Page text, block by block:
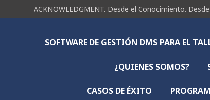
ACKNOWLEDGMENT. Desde el Conocimiento.
SOFTWARE DE GESTIÓN DMS PARA EL
¿QUIENES SOMOS?
CASOS DE ÉXITO